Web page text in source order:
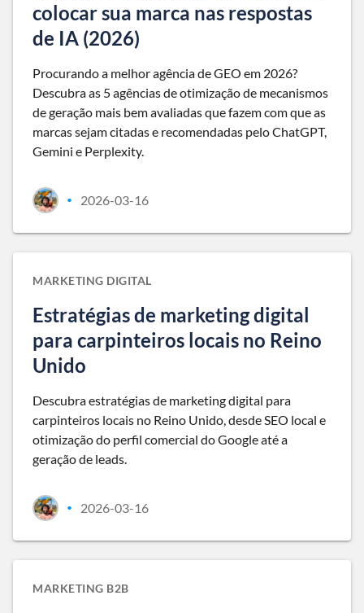
colocar sua marca nas respostas
de IA (2026)
Procurando a melhor agência de GEO em 2026?
Descubra as 5 agências de otimização de mecanismos
de geração mais bem avaliadas que fazem com que as
marcas sejam citadas e recomendadas pelo ChatGPT,
Gemini e Perplexity.
• 2026-03-16
MARKETING DIGITAL
Estratégias de marketing digital
para carpinteiros locais no Reino
Unido
Descubra estratégias de marketing digital para
carpinteiros locais no Reino Unido, desde SEO local e
otimização do perfil comercial do Google até a
geração de leads.
• 2026-03-16
MARKETING B2B